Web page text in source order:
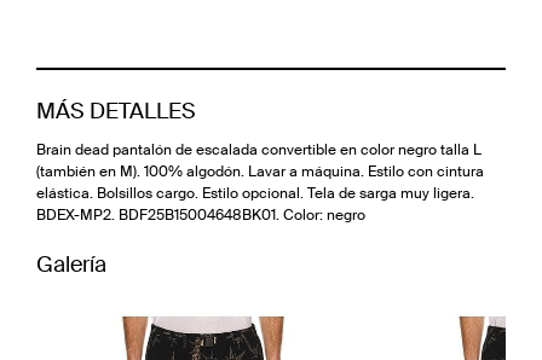
MÁS DETALLES
Brain dead pantalón de escalada convertible en color negro talla L
(también en M). 100% algodón. Lavar a máquina. Estilo con cintura
elástica. Bolsillos cargo. Estilo opcional. Tela de sarga muy ligera.
BDEX-MP2. BDF25B15004648BK01. Color: negro
Galería